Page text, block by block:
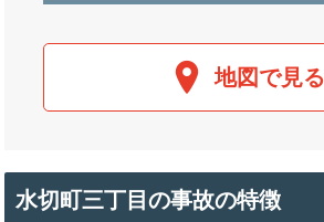
地図で見る
水切町三丁目の事故の特徴